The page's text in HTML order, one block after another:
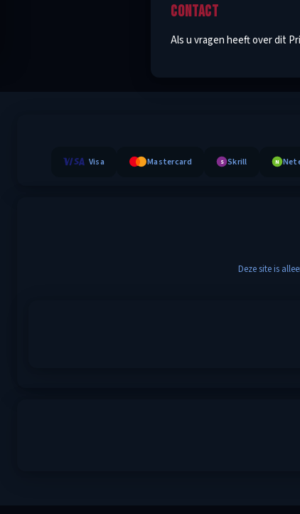
CONTACT
Als u vragen heeft over dit
Visa Mastercard S Skrill N
Deze site is